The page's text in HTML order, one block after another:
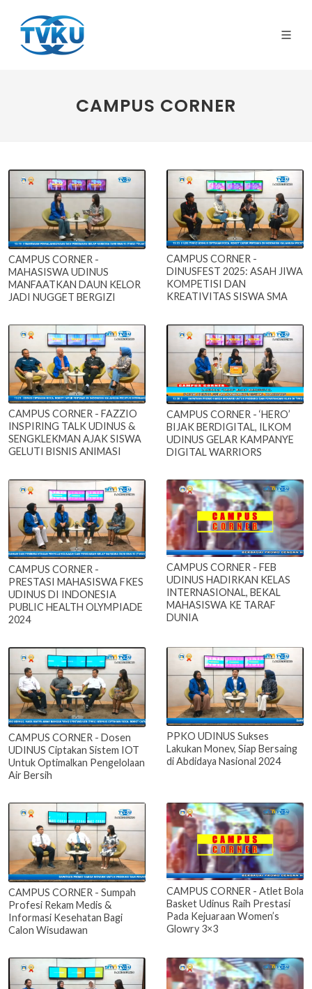
CAMPUS CORNER
CAMPUS CORNER -
MAHASISWA UDINUS
MANFAATKAN DAUN KELOR
JADI NUGGET BERGIZI
CAMPUS CORNER -
DINUSFEST 2025: ASAH JIWA
KOMPETISI DAN
KREATIVITAS SISWA SMA
CAMPUS CORNER - FAZZIO
INSPIRING TALK UDINUS &
SENGKLEKMAN AJAK SISWA
GELUTI BISNIS ANIMASI
CAMPUS CORNER - ‘HERO’
BIJAK BERDIGITAL, ILKOM
UDINUS GELAR KAMPANYE
DIGITAL WARRIORS
CAMPUS CORNER -
PRESTASI MAHASISWA FKES
UDINUS DI INDONESIA
PUBLIC HEALTH OLYMPIADE
2024
CAMPUS CORNER - FEB
UDINUS HADIRKAN KELAS
INTERNASIONAL, BEKAL
MAHASISWA KE TARAF
DUNIA
CAMPUS CORNER - Dosen
UDINUS Ciptakan Sistem IOT
Untuk Optimalkan Pengelolaan
Air Bersih
PPKO UDINUS Sukses
Lakukan Monev, Siap Bersaing
di Abdidaya Nasional 2024
CAMPUS CORNER - Sumpah
Profesi Rekam Medis &
Informasi Kesehatan Bagi
Calon Wisudawan
CAMPUS CORNER - Atlet Bola
Basket Udinus Raih Prestasi
Pada Kejuaraan Women’s
Glowry 3×3